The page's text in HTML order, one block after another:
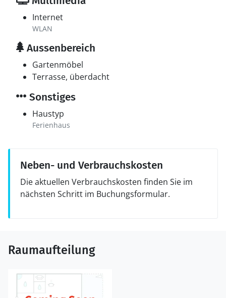
Internet
WLAN
Aussenbereich
Gartenmöbel
Terrasse, überdacht
Sonstiges
Haustyp
Ferienhaus
Neben- und Verbrauchskosten
Die aktuellen Verbrauchskosten finden Sie im
nächsten Schritt im Buchungsformular.
Raumaufteilung